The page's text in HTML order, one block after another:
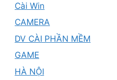
Cài Win
CAMERA
DV CÀI PHẦN MỀM
GAME
HÀ NỘI